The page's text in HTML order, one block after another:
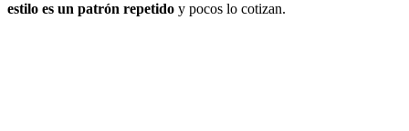
estilo es un patrón repetido y pocos lo cotizan.